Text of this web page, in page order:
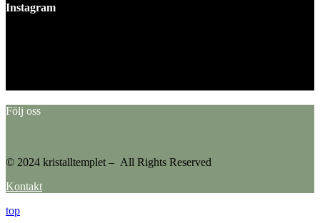
Instagram
Följ oss
© 2024 kristalltemplet – All Rights Reserved
Kontakt
top